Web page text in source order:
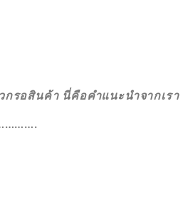
กรอสินค้า นี่คือคำแนะนำจากเรา